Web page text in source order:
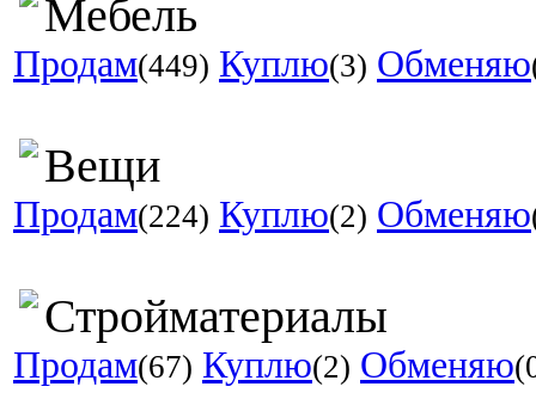
Мебель
Продам(449) Куплю(3) Обменяю
Вещи
Продам(224) Куплю(2) Обменяю
Стройматериалы
Продам(67) Куплю(2) Обменяю